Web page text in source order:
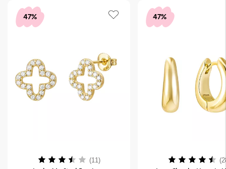
47%
Vurdering: (11)
47%
Vurdering: